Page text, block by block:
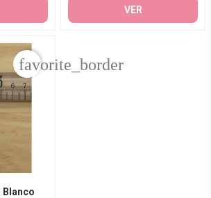
VER
Blanco
favorite_border